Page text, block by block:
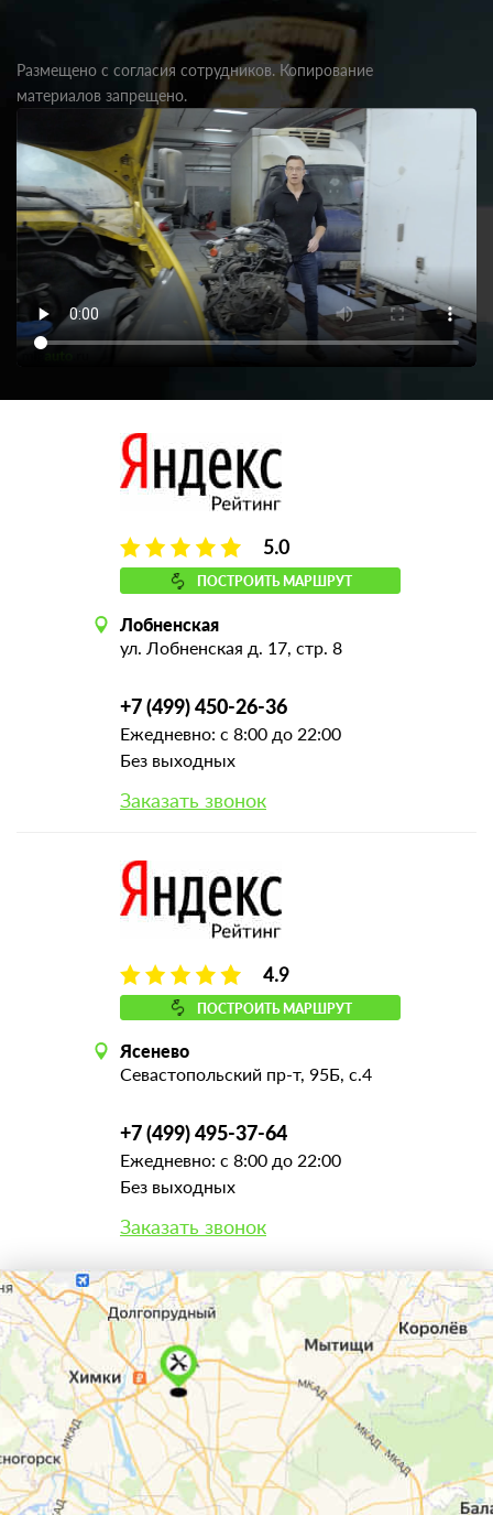
Размещено с согласия сотрудников. Копирование
материалов запрещено.
5.0
ПОСТРОИТЬ МАРШРУТ
Лобненская
ул. Лобненская д. 17, стр. 8
+7 (499) 450-26-36
Ежедневно: с 8:00 до 22:00
Без выходных
Заказать звонок
4.9
ПОСТРОИТЬ МАРШРУТ
Ясенево
Севастопольский пр-т, 95Б, с.4
+7 (499) 495-37-64
Ежедневно: с 8:00 до 22:00
Без выходных
Заказать звонок